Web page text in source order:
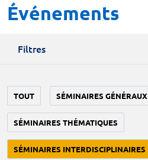
Événements
Filtres
TOUT SÉMINAIRES GÉNÉRAUX
SÉMINAIRES THÉMATIQUES
SÉMINAIRES INTERDISCIPLINAIRES